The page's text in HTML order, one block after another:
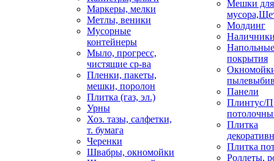
Маркеры, мелки
Метлы, веники
Мусорные
контейнеры
Мыло, прогресс,
чистящие ср-ва
Пленки, пакеты,
мешки, поролон
Плитка (газ, эл.)
Урны
Хоз. тазы, салфетки,
т. бумага
Черенки
Швабры, окномойки
Мешки для
Молдинг
Напольные
покрытия
Панели
Плинтус/
Плитка
Плитка
Роллеты,